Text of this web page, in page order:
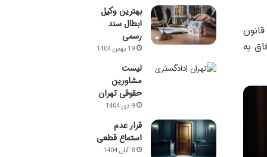
تسلیم به رای دادگاه، پذیرش حکم محکومیت تعزیری پیش از مهلت تجدیدنظرخواهی است که به موجب ماده 442 قانون
به
بهترین وکیل
ابطال سند
رسمی
19 بهمن 1404
لیست
مشاورین
حقوقی تهران
9 دی 1404
قرار عدم
استماع قطعی
8 آبان 1404